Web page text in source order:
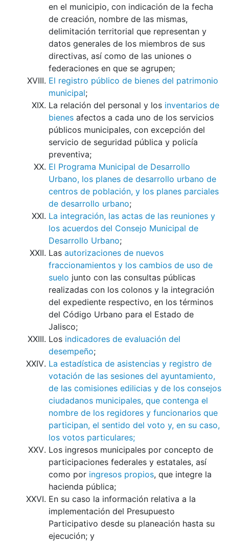
en el municipio, con indicación de la fecha
de creación, nombre de las mismas,
delimitación territorial que representan y
datos generales de los miembros de sus
directivas, así como de las uniones o
federaciones en que se agrupen;
El registro público de bienes del patrimonio
municipal;
La relación del personal y los inventarios de
bienes afectos a cada uno de los servicios
públicos municipales, con excepción del
servicio de seguridad pública y policía
preventiva;
El Programa Municipal de Desarrollo
Urbano, los planes de desarrollo urbano de
centros de población, y los planes parciales
de desarrollo urbano;
La integración, las actas de las reuniones y
los acuerdos del Consejo Municipal de
Desarrollo Urbano;
Las autorizaciones de nuevos
fraccionamientos y los cambios de uso de
suelo junto con las consultas públicas
realizadas con los colonos y la integración
del expediente respectivo, en los términos
del Código Urbano para el Estado de
Jalisco;
Los indicadores de evaluación del
desempeño;
La estadística de asistencias y registro de
votación de las sesiones del ayuntamiento,
de las comisiones edilicias y de los consejos
ciudadanos municipales, que contenga el
nombre de los regidores y funcionarios que
participan, el sentido del voto y, en su caso,
los votos particulares;
Los ingresos municipales por concepto de
participaciones federales y estatales, así
como por ingresos propios, que integre la
hacienda pública;
En su caso la información relativa a la
implementación del Presupuesto
Participativo desde su planeación hasta su
ejecución; y